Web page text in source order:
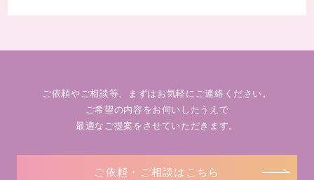
ご依頼やご相談等、まずはお気軽にご連絡ください。
ご希望の内容をお伺いしたうえで
最適なご提案をさせていただきます。
ご依頼・ご相談はこちら